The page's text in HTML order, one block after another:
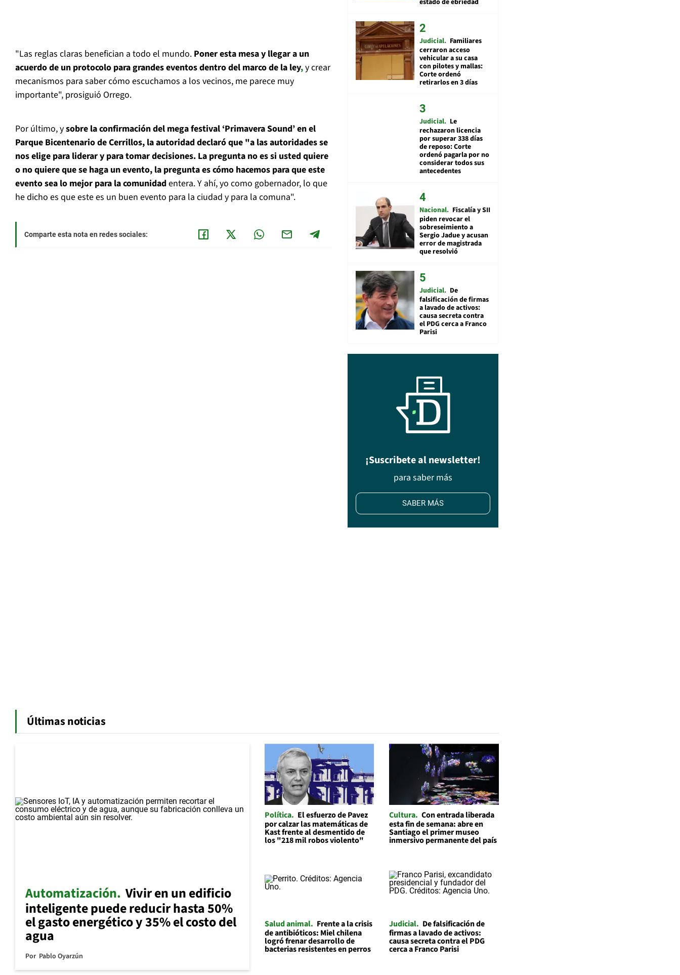
"Las reglas claras benefician a todo el mundo. Poner esta mesa y llegar a un
acuerdo de un protocolo para grandes eventos dentro del marco de la ley,y crear
mecanismos para saber cómo escuchamos a los vecinos, me parece muy
importante", prosiguió Orrego.
Por último, ysobre la confirmación del mega festival ‘Primavera Sound’ en el
Parque Bicentenario de Cerrillos, la autoridad declaró que "a las autoridades se
nos elige para liderar y para tomar decisiones. La pregunta no es si usted quiere
o no quiere que se haga un evento, la pregunta es cómo hacemos para que este
evento sea lo mejor para la comunidadentera. Y ahí, yo como gobernador, lo que
he dicho es que este es un buen evento para la ciudad y para la comuna".
Comparte esta nota en redes sociales:
estado de ebriedad
Judicial Familiares
cerraron acceso
vehicular a su casa
con pilotes y mallas:
Corte ordenó
retirarlos en 3 días
Judicial Le
rechazaron licencia
por superar 338 días
de reposo: Corte
ordenó pagarla por no
considerar todos sus
antecedentes
Nacional Fiscalía y SII
piden revocar el
sobreseimiento a
Sergio Jadue y acusan
error de magistrada
que resolvió
Judicial De
falsificación de firmas
a lavado de activos:
causa secreta contra
el PDG cerca a Franco
Parisi
¡Suscribete al newsletter!
para saber más
SABER MÁS
Últimas noticias
Automatización Vivir en un edificio
inteligente puede reducir hasta 50%
el gasto energético y 35% el costo del
agua
Por Pablo Oyarzún
Política
El esfuerzo de Pavez
por calzar las matemáticas de
Kast frente al desmentido de
los "218 mil robos violento"
Cultura Con entrada liberada
esta fin de semana: abre en
Santiago el primer museo
inmersivo permanente del país
Salud animal
Frente a la crisis
de antibióticos: Miel chilena
logró frenar desarrollo de
bacterias resistentes en perros
Judicial De falsificación de
firmas a lavado de activos:
causa secreta contra el PDG
cerca a Franco Parisi